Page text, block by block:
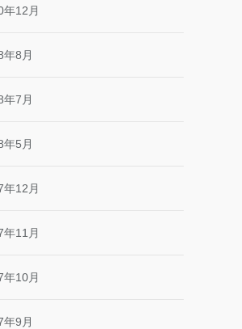
年12月
年8月
年7月
年5月
年12月
年11月
年10月
年9月